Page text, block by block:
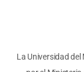
La Universidad